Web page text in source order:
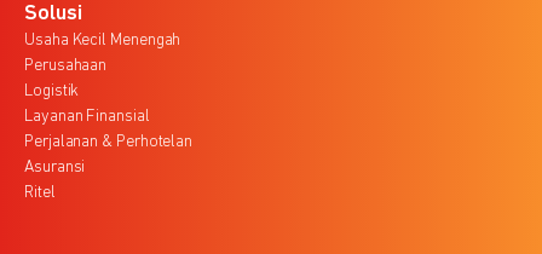
Solusi
Usaha Kecil Menengah
Perusahaan
Logistik
Layanan Finansial
Perjalanan & Perhotelan
Asuransi
Ritel